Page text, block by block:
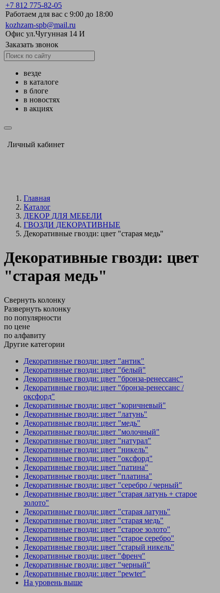
+7 812 775-82-05
Работаем для вас с 9:00 до 18:00
kozhzam-spb@mail.ru
Офис ул.Чугунная 14 И
Заказать звонок
везде
в каталоге
в блоге
в новостях
в акциях
Личный кабинет
Главная
Каталог
ДЕКОР ДЛЯ МЕБЕЛИ
ГВОЗДИ ДЕКОРАТИВНЫЕ
Декоративные гвозди: цвет "старая медь"
Декоративные гвозди: цвет
"старая медь"
Свернуть колонку
Развернуть колонку
по популярности
по цене
по алфавиту
Другие категории
Декоративные гвозди: цвет "антик"
Декоративные гвозди: цвет "белый"
Декоративные гвозди: цвет "бронза-ренессанс"
Декоративные гвозди: цвет "бронза-ренессанс /
оксфорд"
Декоративные гвозди: цвет "коричневый"
Декоративные гвозди: цвет "латунь"
Декоративные гвозди: цвет "медь"
Декоративные гвозди: цвет "молочный"
Декоративные гвозди: цвет "натурал"
Декоративные гвозди: цвет "никель"
Декоративные гвозди: цвет "оксфорд"
Декоративные гвозди: цвет "патина"
Декоративные гвозди: цвет "платина"
Декоративные гвозди: цвет "серебро / черный"
Декоративные гвозди: цвет "старая латунь + старое
золото"
Декоративные гвозди: цвет "старая латунь"
Декоративные гвозди: цвет "старая медь"
Декоративные гвозди: цвет "старое золото"
Декоративные гвозди: цвет "старое серебро"
Декоративные гвозди: цвет "старый никель"
Декоративные гвозди: цвет "френч"
Декоративные гвозди: цвет "черный"
Декоративные гвозди: цвет "pewter"
На уровень выше